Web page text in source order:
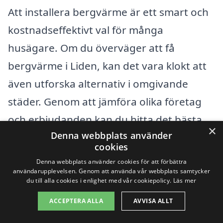
Att installera bergvärme är ett smart och
kostnadseffektivt val för många
husägare. Om du överväger att få
bergvärme i Liden, kan det vara klokt att
även utforska alternativ i omgivande
städer. Genom att jämföra olika företag
och erbjudanden kan du hitta det bästa
priset och tjänsten som passar just dina
Det finns flera städer nära Liden där du
kan hitta professionella installatörer av
×
Denna webbplats använder
cookies
Denna webbplats använder cookies för att förbättra
användarupplevelsen. Genom att använda vår webbplats samtycker
du till alla cookies i enlighet med vår cookiepolicy. Läs mer
ACCEPTERA ALLA AVVISA ALLT